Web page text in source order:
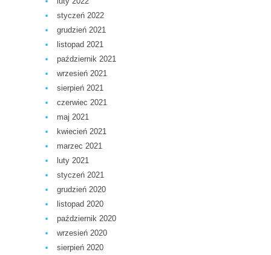
styczeń 2022
grudzień 2021
listopad 2021
październik 2021
wrzesień 2021
sierpień 2021
czerwiec 2021
maj 2021
kwiecień 2021
marzec 2021
luty 2021
styczeń 2021
grudzień 2020
listopad 2020
październik 2020
wrzesień 2020
sierpień 2020